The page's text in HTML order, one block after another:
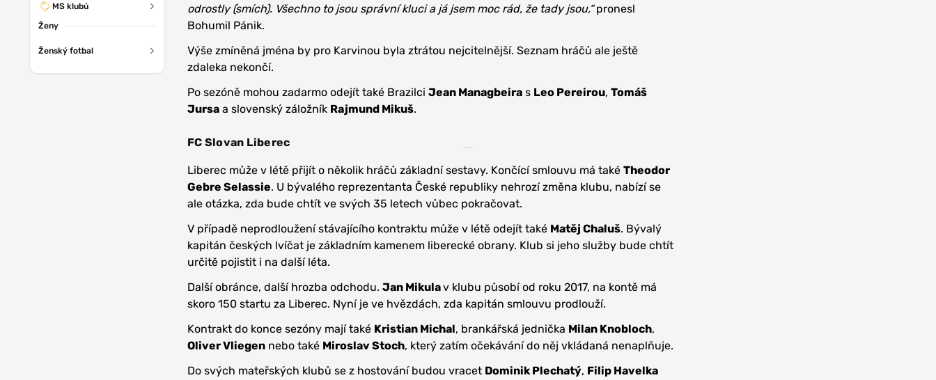
MS klubů
Ženy
Ženský fotbal
odrostly (smích). Všechno to jsou správní kluci a já jsem moc rád, že tady jsou,“pronesl
Bohumil Pánik.
Výše zmíněná jména by pro Karvinou byla ztrátou nejcitelnější. Seznam hráčů ale ještě
zdaleka nekončí.
Po sezóně mohou zadarmo odejít také Brazilci Jean Managbeira s Leo Pereirou, Tomáš
Jursa a slovenský záložník Rajmund Mikuš.
FC Slovan Liberec
Liberec může v létě přijít o několik hráčů základní sestavy. Končící smlouvu má také Theodor
Gebre Selassie. U bývalého reprezentanta České republiky nehrozí změna klubu, nabízí se
ale otázka, zda bude chtít ve svých 35 letech vůbec pokračovat.
V případě neprodloužení stávajícího kontraktu může v létě odejít také Matěj Chaluš. Bývalý
kapitán českých lvíčat je základním kamenem liberecké obrany. Klub si jeho služby bude chtít
určitě pojistit i na další léta.
Další obránce, další hrozba odchodu. Jan Mikulav klubu působí od roku 2017, na kontě má
skoro 150 startu za Liberec. Nyní je ve hvězdách, zda kapitán smlouvu prodlouží.
Kontrakt do konce sezóny mají také Kristian Michal, brankářská jednička Milan Knobloch,
Oliver Vliegen nebo také Miroslav Stoch, který zatím očekávání do něj vkládaná nenaplňuje.
Do svých mateřských klubů se z hostování budou vracet Dominik Plechatý, Filip Havelka